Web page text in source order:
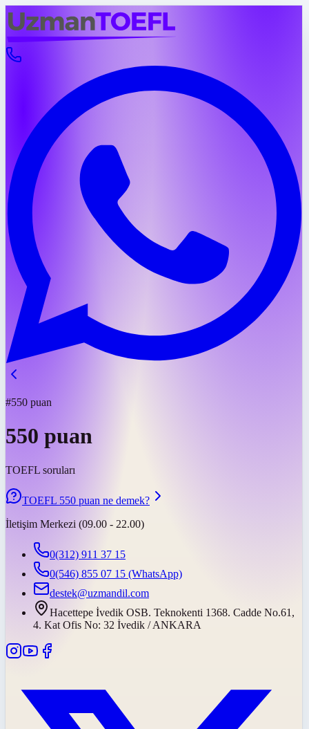
#550 puan
550 puan
TOEFL soruları
TOEFL 550 puan ne demek?
İletişim Merkezi (09.00 - 22.00)
0(312) 911 37 15
0(546) 855 07 15 (WhatsApp)
destek@uzmandil.com
Hacettepe İvedik OSB. Teknokenti 1368. Cadde No.61,
4. Kat Ofis No: 32 İvedik / ANKARA